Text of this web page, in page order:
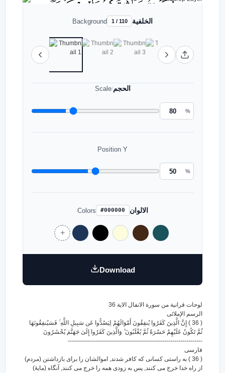
Background 1 / 110 الخلفية
Scale/الحجم
%
Position Y
%
Colors #000000 الالوان
Download
لوحات قرانية من سورة الانفال الاية 36
الرسم الإملائى
( 36 ) إِنَّ الَّذِينَ كَفَرُوا يُنفِقُونَ أَمْوَالَهُمْ لِيَصُدُّوا عَن سَبِيلِ اللَّهِ ۚ فَسَيُنفِقُونَهَا
ثُمَّ تَكُونُ عَلَيْهِمْ حَسْرَةً ثُمَّ يُغْلَبُونَ ۗ وَالَّذِينَ كَفَرُوا إِلَىٰ جَهَنَّمَ يُحْشَرُونَ
-------------------------------------------------------------------
فارسى
( 36 ) به راستی کسانی که کافر شدند, اموالشان را برای بازداشتن (مردم)
از راه خدا خرج می کنند, پس به زودی همه را خرج می کنند, آنگاه (مایۀ)